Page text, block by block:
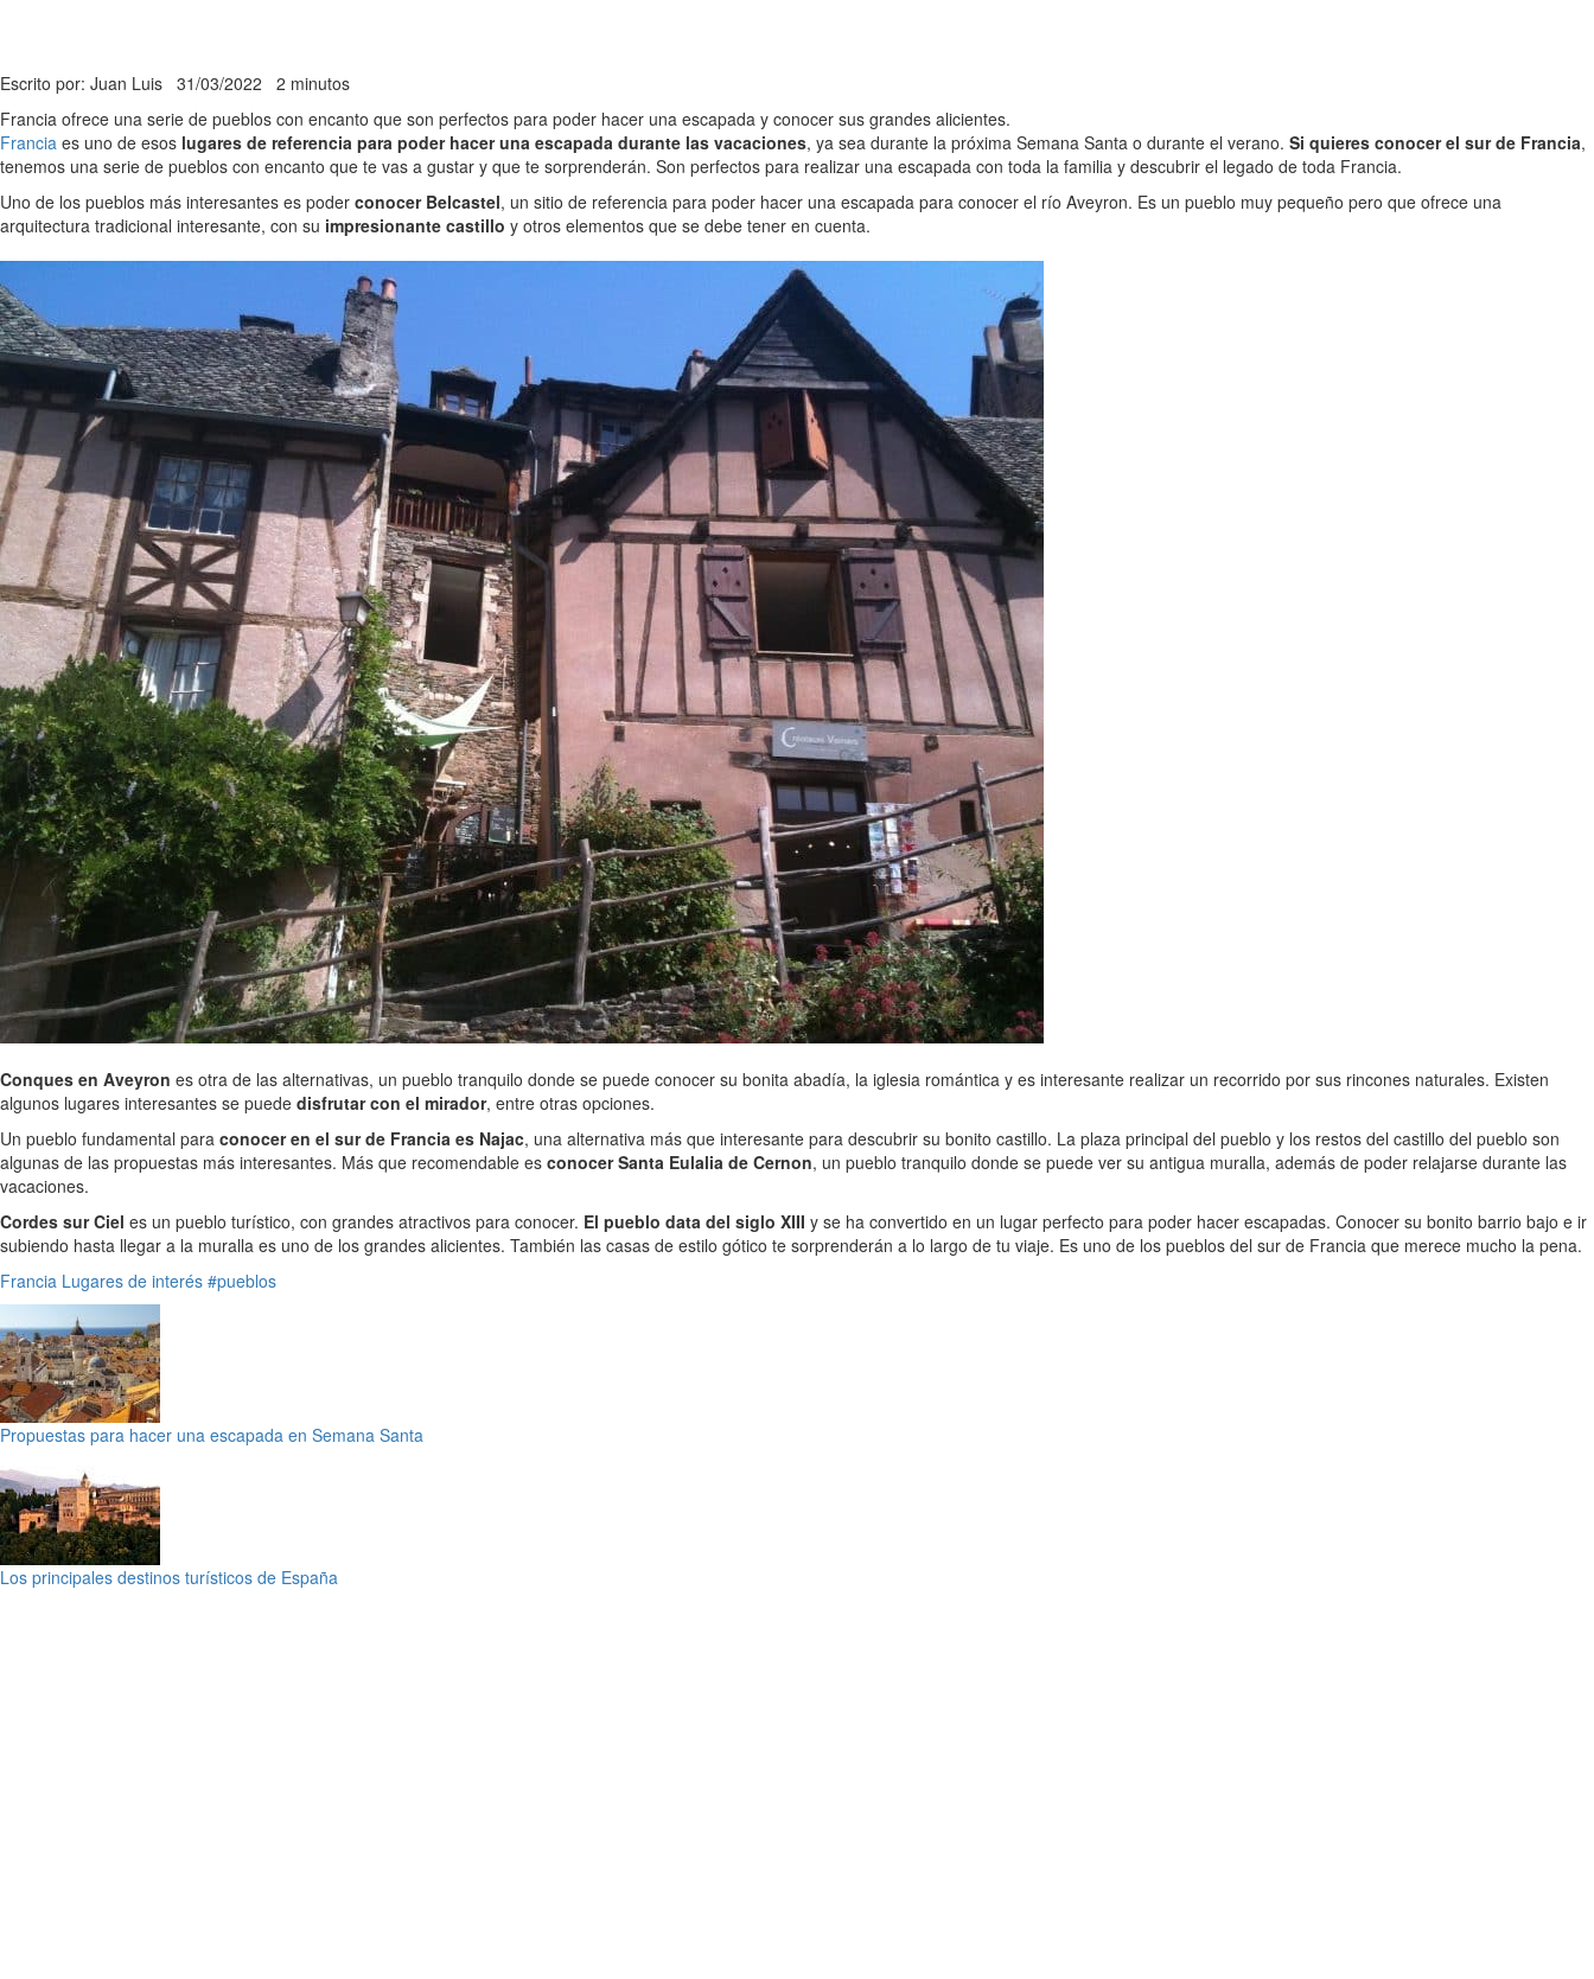
Escrito por: Juan Luis 31/03/2022 2 minutos
Francia ofrece una serie de pueblos con encanto que son perfectos para poder hacer una escapada y conocer sus grandes alicientes.
Francia es uno de esos lugares de referencia para poder hacer una escapada durante las vacaciones, ya sea durante la próxima Semana Santa o durante el verano. Si quieres conocer el sur de Francia,
tenemos una serie de pueblos con encanto que te vas a gustar y que te sorprenderán. Son perfectos para realizar una escapada con toda la familia y descubrir el legado de toda Francia.
Uno de los pueblos más interesantes es poder conocer Belcastel, un sitio de referencia para poder hacer una escapada para conocer el río Aveyron. Es un pueblo muy pequeño pero que ofrece una
arquitectura tradicional interesante, con su impresionante castillo y otros elementos que se debe tener en cuenta.
Conques en Aveyron es otra de las alternativas, un pueblo tranquilo donde se puede conocer su bonita abadía, la iglesia romántica y es interesante realizar un recorrido por sus rincones naturales. Existen
algunos lugares interesantes se puede disfrutar con el mirador, entre otras opciones.
Un pueblo fundamental para conocer en el sur de Francia es Najac, una alternativa más que interesante para descubrir su bonito castillo. La plaza principal del pueblo y los restos del castillo del pueblo son
algunas de las propuestas más interesantes. Más que recomendable es conocer Santa Eulalia de Cernon, un pueblo tranquilo donde se puede ver su antigua muralla, además de poder relajarse durante las
vacaciones.
Cordes sur Ciel es un pueblo turístico, con grandes atractivos para conocer. El pueblo data del siglo XIII y se ha convertido en un lugar perfecto para poder hacer escapadas. Conocer su bonito barrio bajo e ir
subiendo hasta llegar a la muralla es uno de los grandes alicientes. También las casas de estilo gótico te sorprenderán a lo largo de tu viaje. Es uno de los pueblos del sur de Francia que merece mucho la pena.
Francia Lugares de interés #pueblos
Propuestas para hacer una escapada en Semana Santa
Los principales destinos turísticos de España